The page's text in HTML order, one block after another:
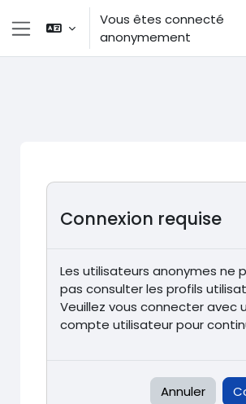
Passer au contenu principal
Panneau latéral
Vous êtes connecté
anonymement
Connexion requise
Les utilisateurs anonymes ne
pas consulter les profils
Veuillez vous connecter avec
compte utilisateur pour
Annuler